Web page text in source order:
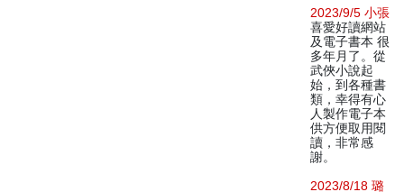
2023/9/5 小張
喜愛好讀網站
及電子書本 很
多年月了。從
武俠小說起
始，到各種書
類，幸得有心
人製作電子本
供方便取用閱
讀，非常感
謝。
2023/8/18 璐